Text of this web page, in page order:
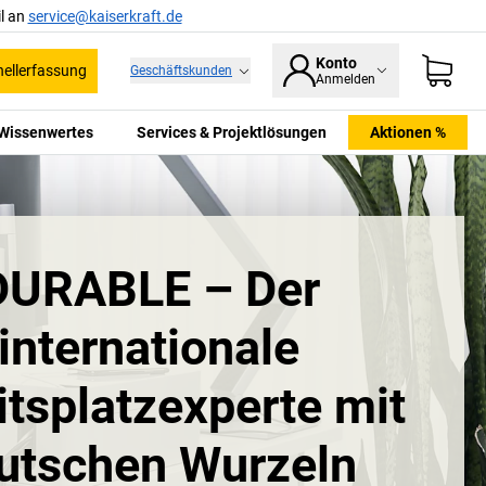
an service@kaiserkraft.de
Geschäftskunden Konto
Anmelden
Services & Projektlösungen Aktionen %
– Der
internationale
mit
Wurzeln